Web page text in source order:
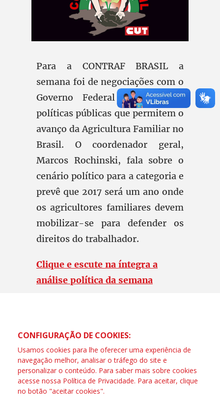
Para a CONTRAF BRASIL a
semana foi de negociações com o
Governo Federal referente as
políticas públicas que permitem o
avanço da Agricultura Familiar no
Brasil. O coordenador geral,
Marcos Rochinski, fala sobre o
cenário político para a categoria e
prevê que 2017 será um ano onde
os agricultores familiares devem
mobilizar-se para defender os
direitos do trabalhador.
Clique e escute na íntegra a
análise política da semana
CONFIGURAÇÃO DE COOKIES:
Usamos cookies para lhe oferecer uma experiência de
navegação melhor, analisar o tráfego do site e
personalizar o conteúdo. Para saber mais sobre cookies
acesse nossa Política de Privacidade. Para aceitar, clique
no botão "aceitar cookies".